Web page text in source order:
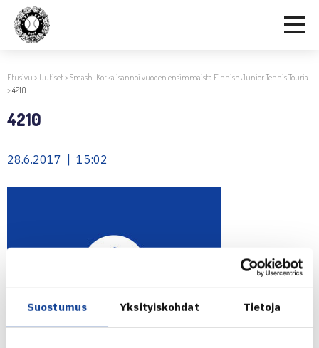
Suostumus Yksityiskohdat Tietoja
Etusivu > Uutiset>Smash-Kotka isännöi vuoden ensimmäistä Finnish Junior Tennis Touria
>4210
4210
28.6.2017 | 15:02